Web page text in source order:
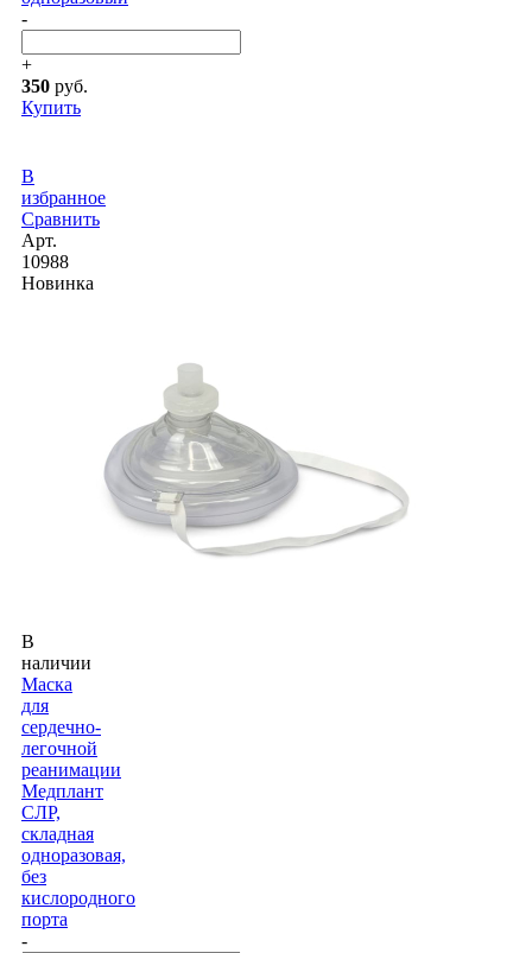
-
+
350 руб.
Купить
В
избранное
Сравнить
Арт.
10988
Новинка
В
наличии
Маска
для
сердечно-
легочной
реанимации
Медплант
СЛР,
складная
одноразовая,
без
кислородного
порта
-